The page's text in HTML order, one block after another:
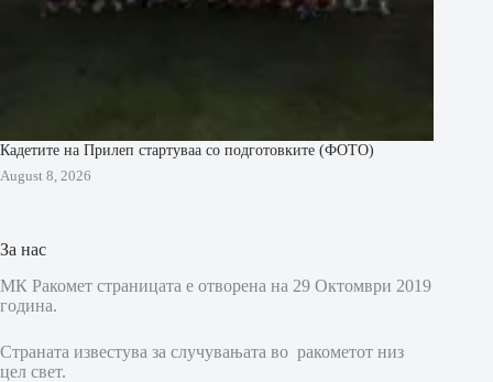
Кадетите на Прилеп стартуваа со подготовките (ФОТО)
August 8, 2026
За нас
МК Ракомет страницата е отворена на 29 Октомври 2019
година.
Страната известува за случувањата во ракометот низ
цел свет.